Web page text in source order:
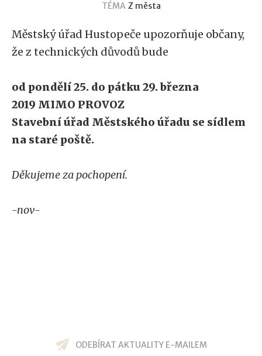
TÉMA Z města
Městský úřad Hustopeče upozorňuje občany,
že z technických důvodů bude
od pondělí 25. do pátku 29. března
2019 MIMO PROVOZ
Stavební úřad Městského úřadu se sídlem
na staré poště.
Děkujeme za pochopení.
-nov-
ODEBÍRAT AKTUALITY E-MAILEM